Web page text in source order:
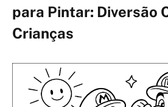
para Pintar: Diversão
Crianças